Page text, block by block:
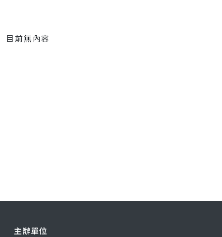
目前無內容
主辦單位